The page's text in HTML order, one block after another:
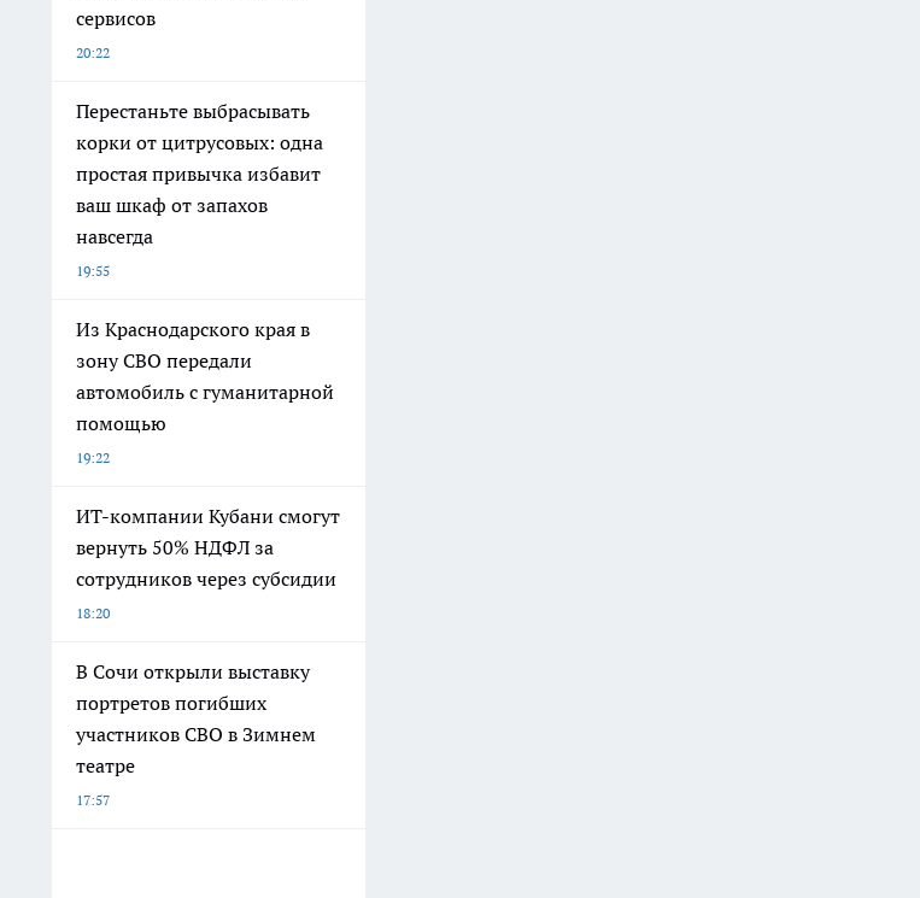
сервисов
20:22
Перестаньте выбрасывать
корки от цитрусовых: одна
простая привычка избавит
ваш шкаф от запахов
навсегда
19:55
Из Краснодарского края в
зону СВО передали
автомобиль с гуманитарной
помощью
19:22
ИТ-компании Кубани смогут
вернуть 50% НДФЛ за
сотрудников через субсидии
18:20
В Сочи открыли выставку
портретов погибших
участников СВО в Зимнем
театре
17:57